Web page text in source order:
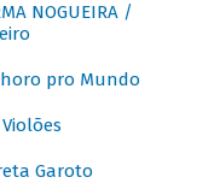
NOGUEIRA /
pro Mundo
Violões
Garoto